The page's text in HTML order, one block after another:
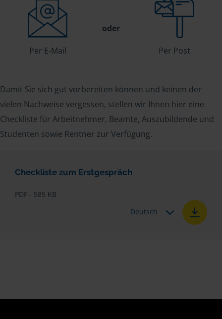
Per E-Mail
oder
Per Post
Damit Sie sich gut vorbereiten können und keinen der
vielen Nachweise vergessen, stellen wir Ihnen hier eine
Checkliste für Arbeitnehmer, Beamte, Auszubildende und
Studenten sowie Rentner zur Verfügung.
Checkliste zum Erstgespräch
PDF - 585 KB
Deutsch